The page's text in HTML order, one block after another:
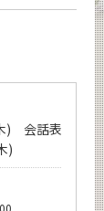
) 会話表
)